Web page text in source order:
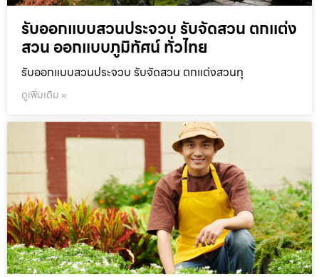
รับออกแบบสวนประจวบ รับจัดสวน ตกแต่ง
สวน ออกแบบภูมิทัศน์ ทั่วไทย
รับออกแบบสวนประจวบ รับจัดสวน ตกแต่งสวนทุ
ดูเพิ่มเติม »